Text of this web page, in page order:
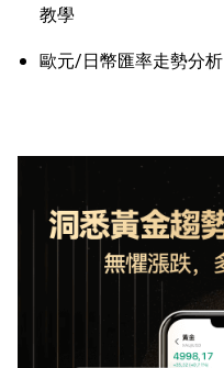
教學
歐元/日幣匯率走勢分